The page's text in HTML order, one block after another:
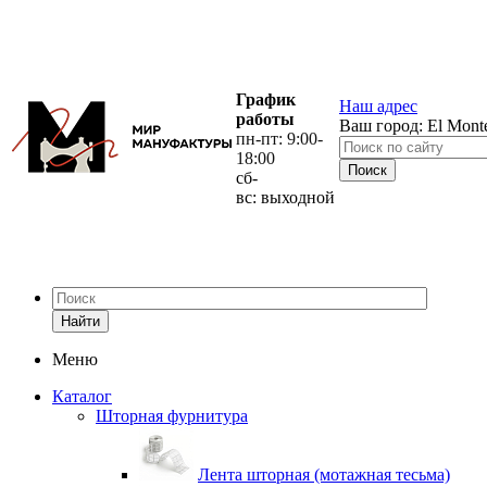
График
работы
пн-пт: 9:00-
18:00
сб-
вс: выходной
Наш адрес
Ваш город: El
Найти
Меню
Каталог
Шторная фурнитура
Лента шторная (мотажная тесьма)